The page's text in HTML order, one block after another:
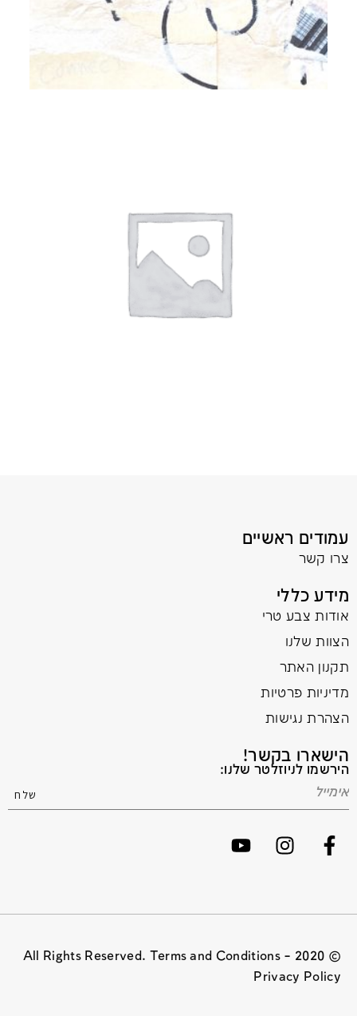
עמודים ראשיים
צרו קשר
מידע כללי
אודות צבע טרי
הצוות שלנו
תקנון האתר
מדיניות פרטיות
הצהרת נגישות
הישארו בקשר!
הירשמו לניוזלטר שלנו:
© 2020 All Rights Reserved. Terms and Conditions –
Privacy Policy